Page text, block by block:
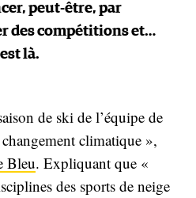
peut-être, par
des compétitions et…
là.
de ski de l’équipe de
climatique »,
Bleu. Expliquant que «
des sports de neige